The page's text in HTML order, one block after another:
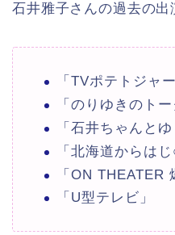
石井雅子さんの過去の出
「TVポテトジャ
「のりゆきのト
「石井ちゃんとゆ
「北海道からはじ
「ON THEATER
「U型テレビ」